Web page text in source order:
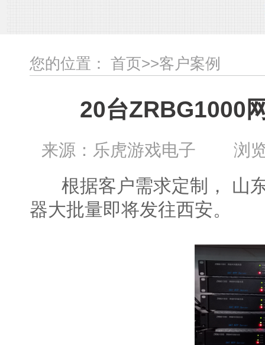
您的位置： 首页>>客户案例
20台ZRBG1000
来源：乐虎游戏电子 浏
根据客户需求定制， 山东
器大批量即将发往西安。